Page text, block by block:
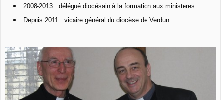
2008-2013 : délégué diocésain à la formation aux ministères
Depuis 2011 : vicaire général du diocèse de Verdun